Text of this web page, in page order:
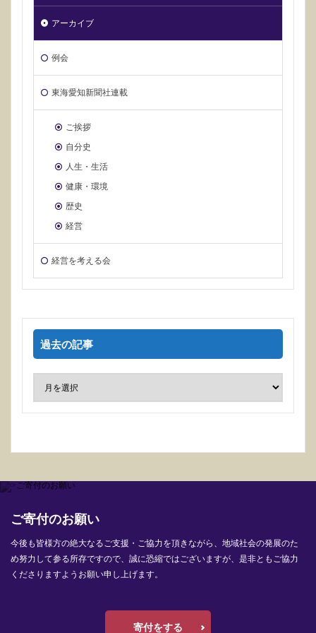
アーカイブ
例会
東海愛知新聞社連載
ご挨拶
自分史
人生・生活
健康・環境
歴史
経営
経営を考える会
過去の記事
ご寄付のお願い
今後も皆様方の絶大なるご支援・ご協力を頂きながら、地域社会の発展のた
め努力して参る所存ですので、誠に恐縮ではございますが、是非ともご協力
くださりますようお願い申し上げます。
寄付をする